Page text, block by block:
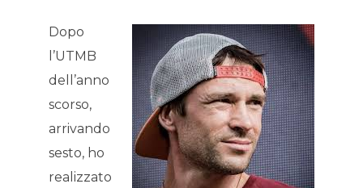
Dopo
l’UTMB
dell’anno
scorso,
arrivando
sesto, ho
realizzato